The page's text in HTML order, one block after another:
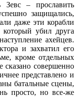
Зевс – прославить
защищались,
даже эти корабли
который убил друга
ахейцев.
и захватил его
кроме отдельных
сказано совершенно
представлено и
батальные сцены,
просто, но все-же